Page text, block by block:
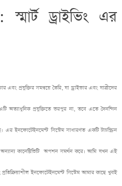
ড্রাইভিং এর
এবং প্রযুক্তির সমন্বয়ে তৈরি, যা ড্রাইভার এবং যাত্রীদের
অত্যাধুনিক প্রযুক্তিতে ভরপুর না, তবে এতে দৈনন্দিন
ইনফোটেইনমেন্ট সিস্টেম সাধারণত একটি টাচস্ক্রিন
কানেক্টিভিটি অপশন সমর্থন করে। আমি যখন এই
ইনফোটেইনমেন্ট সিস্টেম আমার কাছে খুবই